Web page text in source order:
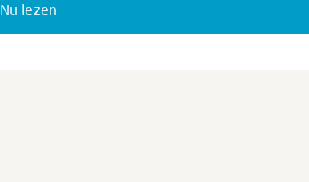
Nu lezen
Personen